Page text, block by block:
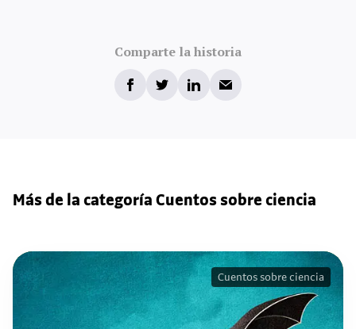
Comparte la historia
Más de la categoría Cuentos sobre ciencia
Cuentos sobre ciencia